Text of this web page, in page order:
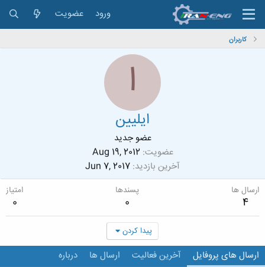
ورود عضویت
کاربران
ا
ایلیین
عضو جدید
عضویت Aug 19, 2012
آخرین بازدید Jun 7, 2017
ارسال ها
4
پسندها
0
امتیاز
0
پیدا کردن
ارسال های پروفایل آخرین فعالیت ارسال ها درباره